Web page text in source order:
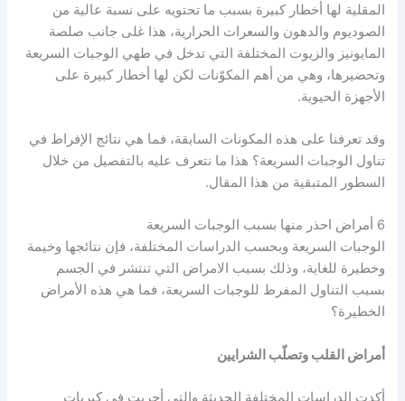
المقلية لها أخطار كبيرة بسبب ما تحتويه على نسبة عالية من
الصوديوم والدهون والسعرات الحرارية، هذا غلى جانب صلصة
المايونيز والزيوت المختلفة التي تدخل في طهي الوجبات السريعة
وتحضيرها، وهي من أهم المكوّنات لكن لها أخطار كبيرة على
الأجهزة الحيوية.
وقد تعرفنا على هذه المكونات السابقة، فما هي نتائج الإفراط في
تناول الوجبات السريعة؟ هذا ما نتعرف عليه بالتفصيل من خلال
السطور المتبقية من هذا المقال.
6 أمراض احذر منها بسبب الوجبات السريعة
الوجبات السريعة وبحسب الدراسات المختلفة، فإن نتائجها وخيمة
وخطيرة للغاية، وذلك بسبب الامراض التي تنتشر في الجسم
بسبب التناول المفرط للوجبات السريعة، فما هي هذه الأمراض
الخطيرة؟
أمراض القلب وتصلّب الشرايين
أكدت الدراسات المختلفة الحديثة والتي أجريت في كبريات